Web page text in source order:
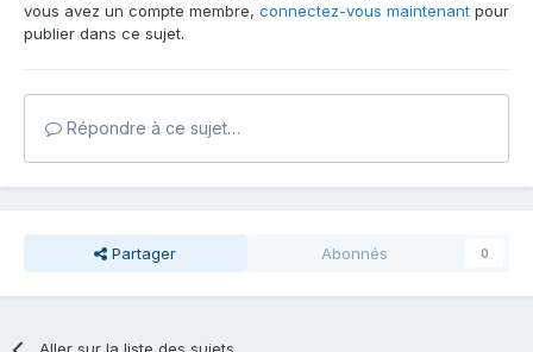
vous avez un compte membre, connectez-vous maintenant pour
publier dans ce sujet.
Répondre à ce sujet…
Partager Abonnés 0